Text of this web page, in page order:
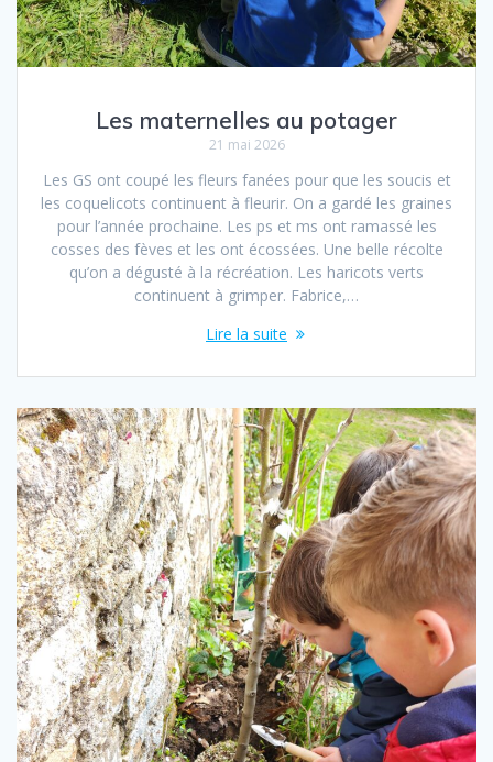
Les maternelles au potager
21 mai 2026
Les GS ont coupé les fleurs fanées pour que les soucis et
les coquelicots continuent à fleurir. On a gardé les graines
pour l’année prochaine. Les ps et ms ont ramassé les
cosses des fèves et les ont écossées. Une belle récolte
qu’on a dégusté à la récréation. Les haricots verts
continuent à grimper. Fabrice,…
Lire la suite